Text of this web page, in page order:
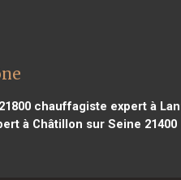
chauffagiste expert à
à Châtillon sur Seine 21400